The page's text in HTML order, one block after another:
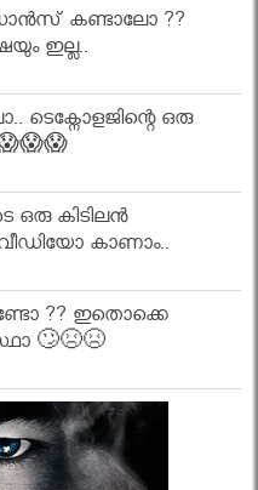
ഡാൻസ് കണ്ടാലോ ??
ഇല്ല..
ഒരു
ഒരു കിടിലൻ
കാണാം..
?? ഇതൊക്കെ
🙄😣😣